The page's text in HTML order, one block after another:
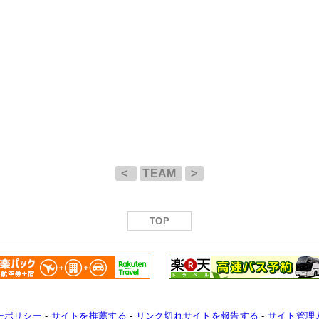
< TEAM >
TOP
ポリシー - サイトを推薦する - リンク切れサイトを報告する - サイト管理